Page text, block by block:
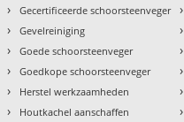
› Gecertificeerde schoorsteenveger
› Gevelreiniging
› Goede schoorsteenveger
› Goedkope schoorsteenveger
› Herstel werkzaamheden
› Houtkachel aanschaffen
›
›
›
›
›
›